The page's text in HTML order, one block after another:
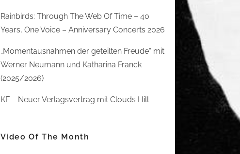
Rainbirds: Through The Web Of Time – 40
Years, One Voice – Anniversary Concerts 2026
„Momentausnahmen der geteilten Freude“ mit
Werner Neumann und Katharina Franck
(2025/2026)
KF – Neuer Verlagsvertrag mit Clouds Hill
Video Of The Month